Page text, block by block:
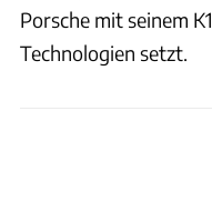
Porsche mit seinem
Technologien setzt.